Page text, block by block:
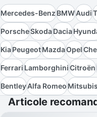
Mercedes-BenzBMWAudi
PorscheSkodaDacia
KiaPeugeotMazdaOpel
FerrariLamborghiniCitroën
BentleyAlfa Romeo
Articole